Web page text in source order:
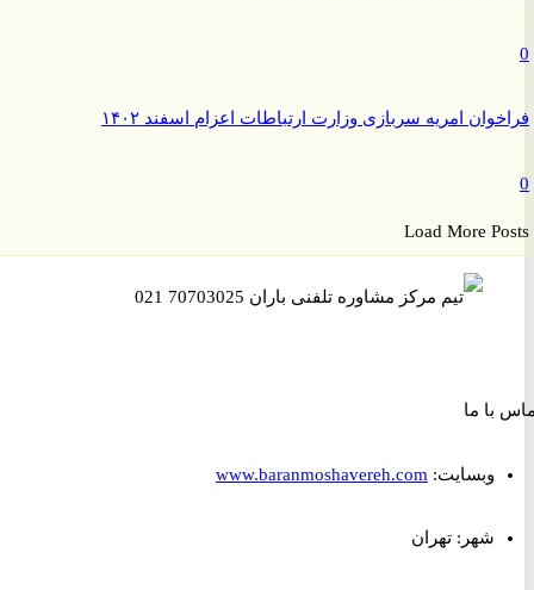
امریه سربازی وزارت ارتباطات اعزام اسفند ۱۴۰۲
Load More
ما
وبسایت:www.baranmoshavereh.com
شهر: تهران